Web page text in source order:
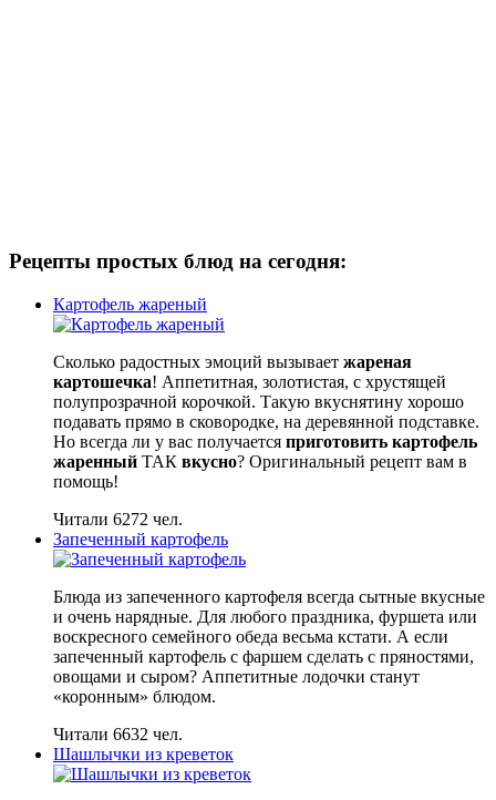
Рецепты простых блюд на сегодня:
Картофель жареный
Сколько радостных эмоций вызывает жареная
картошечка! Аппетитная, золотистая, с хрустящей
полупрозрачной корочкой. Такую вкуснятину хорошо
подавать прямо в сковородке, на деревянной подставке.
Но всегда ли у вас получается приготовить картофель
жаренный ТАК вкусно? Оригинальный рецепт вам в
помощь!
Читали 6272 чел.
Запеченный картофель
Блюда из запеченного картофеля всегда сытные вкусные
и очень нарядные. Для любого праздника, фуршета или
воскресного семейного обеда весьма кстати. А если
запеченный картофель с фаршем сделать с пряностями,
овощами и сыром? Аппетитные лодочки станут
«коронным» блюдом.
Читали 6632 чел.
Шашлычки из креветок